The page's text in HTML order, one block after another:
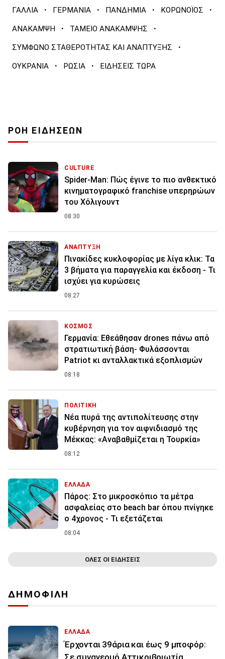
ΓΑΛΛΙΑ · ΓΕΡΜΑΝΙΑ · ΠΑΝΔΗΜΙΑ · ΚΟΡΩΝΟΪΟΣ ·
ΑΝΑΚΑΜΨΗ · ΤΑΜΕΙΟ ΑΝΑΚΑΜΨΗΣ ·
ΣΥΜΦΩΝΟ ΣΤΑΘΕΡΟΤΗΤΑΣ ΚΑΙ ΑΝΑΠΤΥΞΗΣ ·
ΟΥΚΡΑΝΙΑ · ΡΩΣΙΑ · ΕΙΔΗΣΕΙΣ ΤΩΡΑ
ΡΟΗ ΕΙΔΗΣΕΩΝ
CULTURE
Spider-Man: Πώς έγινε το πιο ανθεκτικό
κινηματογραφικό franchise υπερηρώων
του Χόλιγουντ
08:30
ΑΝΑΠΤΥΞΗ
Πινακίδες κυκλοφορίας με λίγα κλικ: Τα
3 βήματα για παραγγελία και έκδοση - Τι
ισχύει για κυρώσεις
08:27
ΚΟΣΜΟΣ
Γερμανία: Εθεάθησαν drones πάνω από
στρατιωτική βάση- Φυλάσσονται
Patriot κι ανταλλακτικά εξοπλισμών
08:18
ΠΟΛΙΤΙΚΗ
Νέα πυρά της αντιπολίτευσης στην
κυβέρνηση για τον αιφνιδιασμό της
Μέκκας: «Αναβαθμίζεται η Τουρκία»
08:12
ΕΛΛΑΔΑ
Πάρος: Στο μικροσκόπιο τα μέτρα
ασφαλείας στο beach bar όπου πνίγηκε
ο 4χρονος - Τι εξετάζεται
08:04
ΟΛΕΣ ΟΙ ΕΙΔΗΣΕΙΣ
ΔΗΜΟΦΙΛΗ
ΕΛΛΑΔΑ
Έρχονται 39άρια και έως 9 μποφόρ: